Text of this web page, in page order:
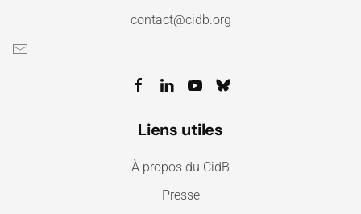
contact@cidb.org
Liens utiles
À propos du CidB
Presse